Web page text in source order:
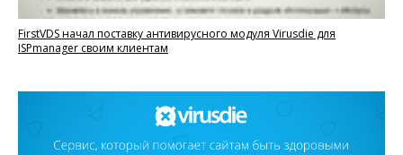
FirstVDS начал поставку антивирусного модуля Virusdie для
ISPmanager своим клиентам